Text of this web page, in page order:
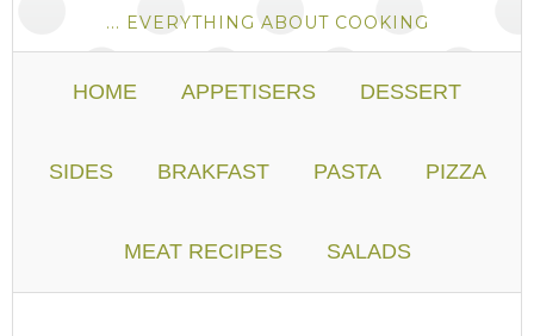
... EVERYTHING ABOUT COOKING
HOME APPETISERS DESSERT
SIDES BRAKFAST PASTA PIZZA
MEAT RECIPES SALADS